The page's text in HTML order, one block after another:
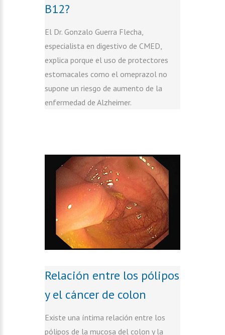
B12?
El Dr. Gonzalo Guerra Flecha,
especialista en digestivo de CMED,
explica porque el uso de protectores
estomacales como el omeprazol no
supone un riesgo de aumento de la
enfermedad de Alzheimer.
Relación entre los pólipos
y el cáncer de colon
Existe una íntima relación entre los
pólipos de la mucosa del colon y la